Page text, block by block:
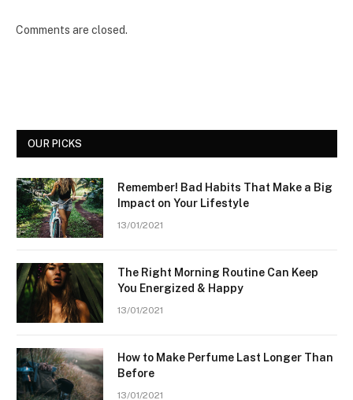
Comments are closed.
OUR PICKS
Remember! Bad Habits That Make a Big
Impact on Your Lifestyle
13/01/2021
The Right Morning Routine Can Keep
You Energized & Happy
13/01/2021
How to Make Perfume Last Longer Than
Before
13/01/2021